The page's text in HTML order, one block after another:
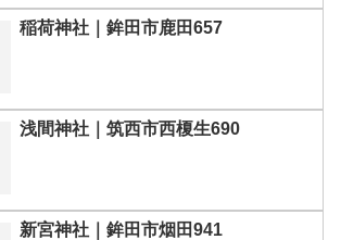
稲荷神社｜鉾田市鹿田657
浅間神社｜筑西市西榎生690
新宮神社｜鉾田市烟田941